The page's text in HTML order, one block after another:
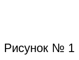
Рисунок № 1